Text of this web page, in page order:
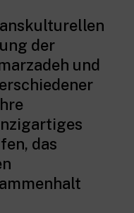
der
und
das